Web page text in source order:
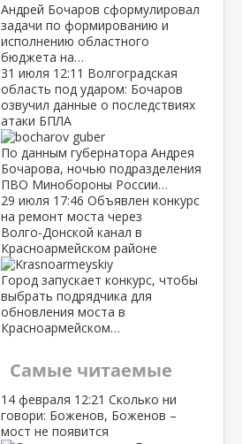
Андрей Бочаров сформулировал
задачи по формированию и
исполнению областного
бюджета на…
31 июля 12:11 Волгоградская
область под ударом: Бочаров
озвучил данные о последствиях
атаки БПЛА
По данным губернатора Андрея
Бочарова, ночью подразделения
ПВО Минобороны России…
29 июля 17:46 Объявлен конкурс
на ремонт моста через
Волго‑Донской канал в
Красноармейском районе
Город запускает конкурс, чтобы
выбрать подрядчика для
обновления моста в
Красноармейском…
Самые читаемые
14 февраля 12:21 Сколько ни
говори: Боженов, Боженов –
мост не появится